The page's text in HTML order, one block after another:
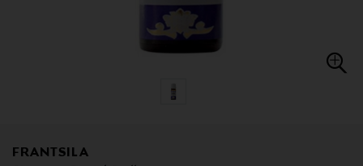
FRANTSILA